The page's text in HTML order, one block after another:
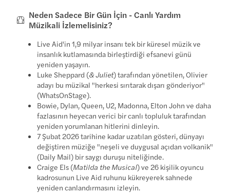
Neden Sadece Bir Gün İçin - Canlı Yardım
Müzikali İzlemelisiniz?
Live Aid'in 1,9 milyar insanı tek bir küresel müzik ve
insanlık kutlamasında birleştirdiği efsanevi günü
yeniden yaşayın.
Luke Sheppard (& Juliet) tarafından yönetilen, Olivier
adayı bu müzikal "herkesi sırıtarak dışarı gönderiyor"
(WhatsOnStage).
Bowie, Dylan, Queen, U2, Madonna, Elton John ve daha
fazlasının heyecan verici bir canlı topluluk tarafından
yeniden yorumlanan hitlerini dinleyin.
7 Şubat 2026 tarihine kadar uzatılan gösteri, dünyayı
değiştiren müziğe "neşeli ve duygusal açıdan volkanik"
(Daily Mail) bir saygı duruşu niteliğinde.
Craige Els (Matilda the Musical) ve 26 kişilik oyuncu
kadrosunun Live Aid ruhunu kükreyerek sahnede
yeniden canlandırmasını izleyin.